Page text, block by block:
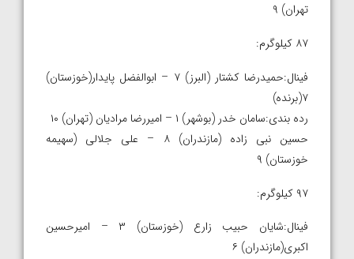
تهران) ۹
۸۷ کیلوگرم:
فینال:حمیدرضا کشتار (البرز) ۷ – ابوالفضل پایدار(خوزستان)
۷(برنده)
رده بندی:سامان خدر (بوشهر) ۱ – امیررضا مرادیان (تهران) ۱۰
حسین نبی زاده (مازندران) ۸ – علی جلالی (سهیمه
خوزستان) ۹
۹۷ کیلوگرم:
فینال:شایان حبیب زارع (خوزستان) ۳ – امیرحسین
اکبری(مازندران) ۶